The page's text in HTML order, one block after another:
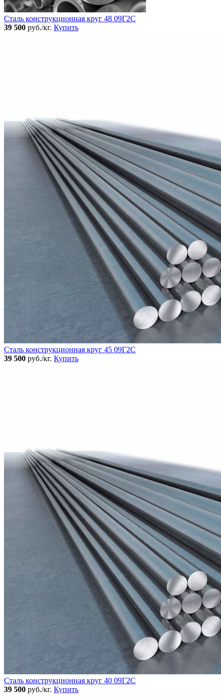
Сталь конструкционная круг 48 09Г2С
39 500 руб./кг. Купить
Сталь конструкционная круг 45 09Г2С
39 500 руб./кг. Купить
Сталь конструкционная круг 40 09Г2С
39 500 руб./кг. Купить